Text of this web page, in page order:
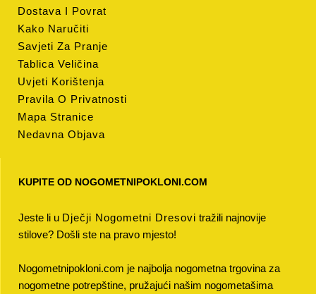
Dostava I Povrat
Kako Naručiti
Savjeti Za Pranje
Tablica Veličina
Uvjeti Korištenja
Pravila O Privatnosti
Mapa Stranice
Nedavna Objava
KUPITE OD NOGOMETNIPOKLONI.COM
Jeste li u Dječji Nogometni Dresovi tražili najnovije
stilove? Došli ste na pravo mjesto!
Nogometnipokloni.com je najbolja nogometna trgovina za
nogometne potrepštine, pružajući našim nogometašima